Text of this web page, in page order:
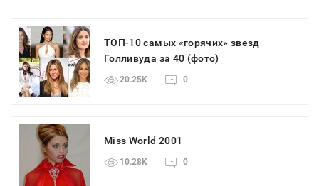
ТОП-10 самых «горячих» звезд
Голливуда за 40 (фото)
20.25K 0
Miss World 2001
10.28K 0